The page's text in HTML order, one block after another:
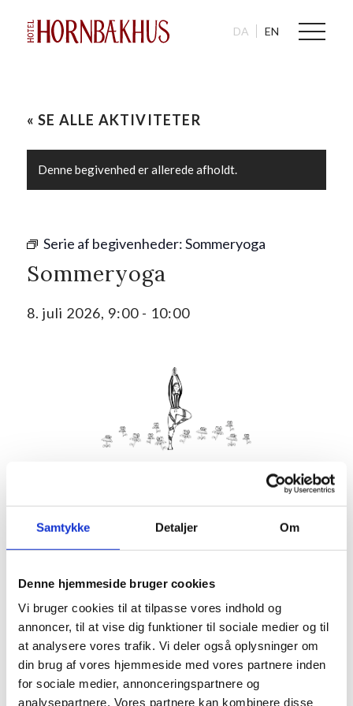
Samtykke Detaljer Om
Denne hjemmeside bruger cookies
Vi bruger cookies til at tilpasse vores indhold og
annoncer, til at vise dig funktioner til sociale medier og til
at analysere vores trafik. Vi deler også oplysninger om
din brug af vores hjemmeside med vores partnere inden
for sociale medier, annonceringspartnere og
analysepartnere. Vores partnere kan kombinere disse
DA EN
« SE ALLE AKTIVITETER
Denne begivenhed er allerede afholdt.
Serie af begivenheder:Sommeryoga
Sommeryoga
8. juli 2026, 9:00- 10:00
Kom med morgenhår og tag din nabo eller bedste ven under
Husk din yogamåtte.
Hvis det er dårligt vejr, er vi indendørs på Villa Strand eller
Hornbækhus.
Info
Tilmelding